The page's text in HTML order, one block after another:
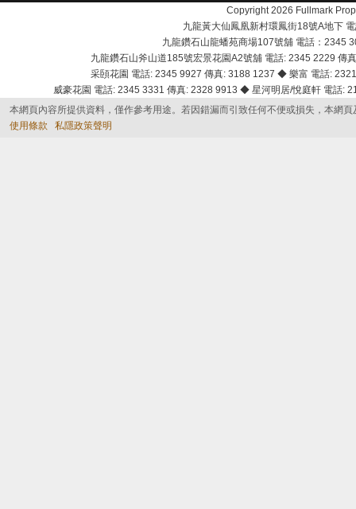
Copyright 2026 Fullmark
九龍黃大仙鳳凰新村環鳳街18號A地下
九龍鑽石山龍蟠苑商場107號舖 電話：2345
九龍鑽石山斧山道185號宏景花園A2號舖 電話: 2345 2229
采頣花園 電話: 2345 9927 傳真: 3188 1237 ◆ 樂富 電話:
威豪花園 電話: 2345 3331 傳真: 2328 9913 ◆ 星河明居/悅庭軒 電話
本網頁內容所提供資料，僅作參考用途。若因錯漏而引致任何不便或損失，本網
使用條款
私隱政策聲明